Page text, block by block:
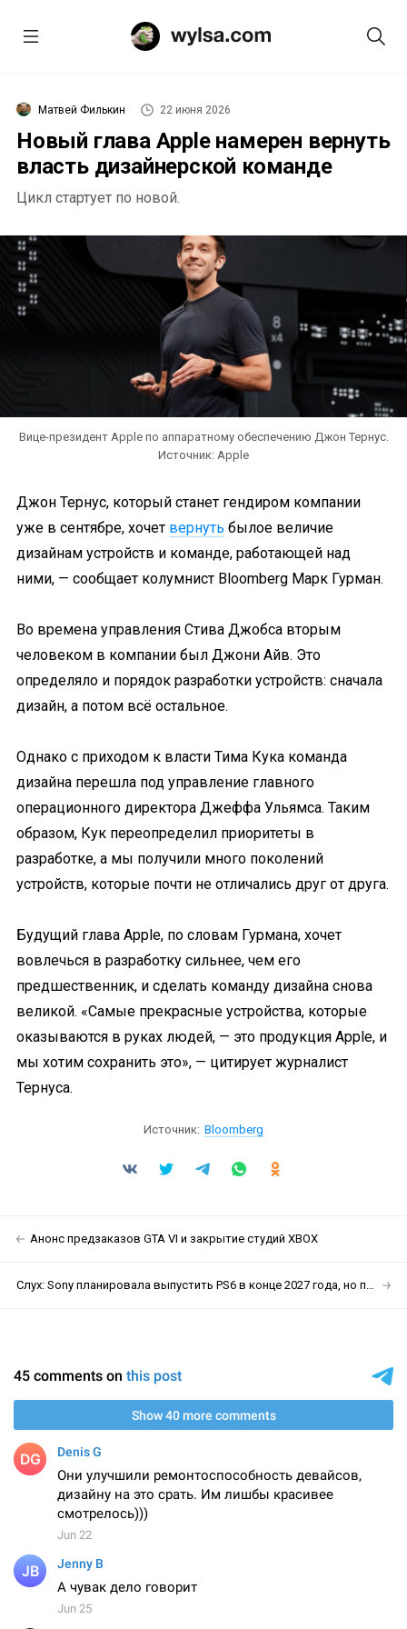
Матвей Филькин 22 июня 2026
Новый глава Apple намерен вернуть
власть дизайнерской команде
Цикл стартует по новой.
Вице-президент Apple по аппаратному обеспечению Джон Тернус.
Источник: Apple
Джон Тернус, который станет гендиром компании
уже в сентябре, хочет вернуть былое величие
дизайнам устройств и команде, работающей над
ними, — сообщает колумнист Bloomberg Марк Гурман.
Во времена управления Стива Джобса вторым
человеком в компании был Джони Айв. Это
определяло и порядок разработки устройств: сначала
дизайн, а потом всё остальное.
Однако с приходом к власти Тима Кука команда
дизайна перешла под управление главного
операционного директора Джеффа Ульямса. Таким
образом, Кук переопределил приоритеты в
разработке, а мы получили много поколений
устройств, которые почти не отличались друг от друга.
Будущий глава Apple, по словам Гурмана, хочет
вовлечься в разработку сильнее, чем его
предшественник, и сделать команду дизайна снова
великой. «Самые прекрасные устройства, которые
оказываются в руках людей, — это продукция Apple, и
мы хотим сохранить это», — цитирует журналист
Тернуса.
Источник: Bloomberg
Анонс предзаказов GTA VI и закрытие студий XBOX
Слух: Sony планировала выпустить PS6 в конце 2027 года, но передумала